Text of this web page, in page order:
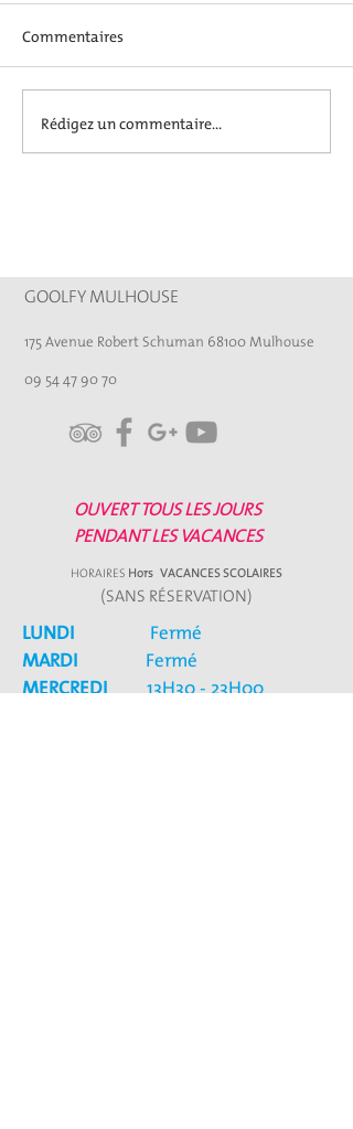
SOIRÉE HALLOWEEN
Commentaires
Rédigez un commentaire...
GOOLFY MULHOUSE
175 Avenue Robert Schuman 68100 Mulhouse
09 54 47 90 70
OUVERT TOUS LES JOURS
PENDANT LES VACANCES
HORAIRES Hors VACANCES SCOLAIRES
(SANS RÉSERVATION)
LUNDI
Fermé
MARDI
Fermé
MERCREDI 13H30 - 23H00